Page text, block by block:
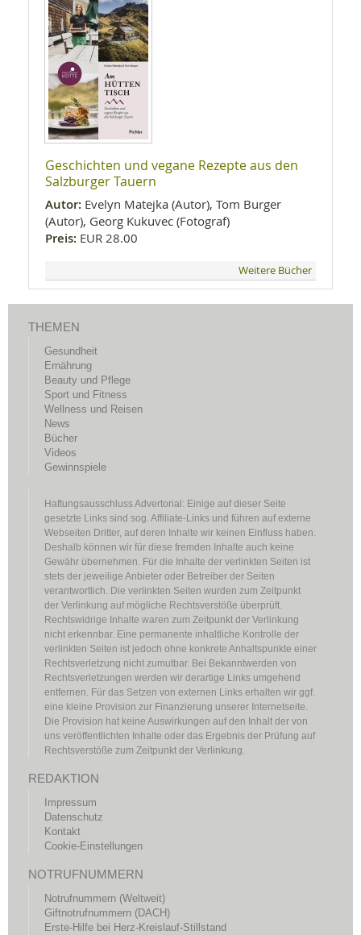
Geschichten und vegane Rezepte aus den
Salzburger Tauern
Autor: Evelyn Matejka (Autor), Tom Burger
(Autor), Georg Kukuvec (Fotograf)
Preis: EUR 28.00
Weitere Bücher
THEMEN
Gesundheit
Ernährung
Beauty und Pflege
Sport und Fitness
Wellness und Reisen
News
Bücher
Videos
Gewinnspiele
Haftungsausschluss Advertorial: Einige auf dieser Seite
gesetzte Links sind sog. Affiliate-Links und führen auf externe
Webseiten Dritter, auf deren Inhalte wir keinen Einfluss haben.
Deshalb können wir für diese fremden Inhalte auch keine
Gewähr übernehmen. Für die Inhalte der verlinkten Seiten ist
stets der jeweilige Anbieter oder Betreiber der Seiten
verantwortlich. Die verlinkten Seiten wurden zum Zeitpunkt
der Verlinkung auf mögliche Rechtsverstöße überprüft.
Rechtswidrige Inhalte waren zum Zeitpunkt der Verlinkung
nicht erkennbar. Eine permanente inhaltliche Kontrolle der
verlinkten Seiten ist jedoch ohne konkrete Anhaltspunkte einer
Rechtsverletzung nicht zumutbar. Bei Bekanntwerden von
Rechtsverletzungen werden wir derartige Links umgehend
entfernen. Für das Setzen von externen Links erhalten wir ggf.
eine kleine Provision zur Finanzierung unserer Internetseite.
Die Provision hat keine Auswirkungen auf den Inhalt der von
uns veröffentlichten Inhalte oder das Ergebnis der Prüfung auf
Rechtsverstöße zum Zeitpunkt der Verlinkung.
REDAKTION
Impressum
Datenschutz
Kontakt
Cookie-Einstellungen
NOTRUFNUMMERN
Notrufnummern (Weltweit)
Giftnotrufnummern (DACH)
Erste-Hilfe bei Herz-Kreislauf-Stillstand